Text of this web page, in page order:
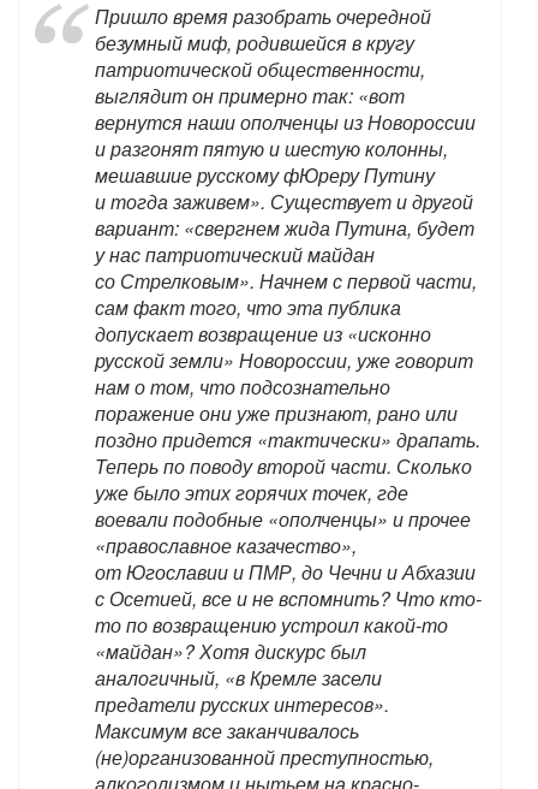
Пришло время разобрать очередной
безумный миф, родившейся в кругу
патриотической общественности,
выглядит он примерно так: «вот
вернутся наши ополченцы из Новороссии
и разгонят пятую и шестую колонны,
мешавшие русскому фЮреру Путину
и тогда заживем». Существует и другой
вариант: «свергнем жида Путина, будет
у нас патриотический майдан
со Стрелковым». Начнем с первой части,
сам факт того, что эта публика
допускает возвращение из «исконно
русской земли» Новороссии, уже говорит
нам о том, что подсознательно
поражение они уже признают, рано или
поздно придется «тактически» драпать.
Теперь по поводу второй части. Сколько
уже было этих горячих точек, где
воевали подобные «ополченцы» и прочее
«православное казачество»,
от Югославии и ПМР, до Чечни и Абхазии
с Осетией, все и не вспомнить? Что кто-
то по возвращению устроил какой-то
«майдан»? Хотя дискурс был
аналогичный, «в Кремле засели
предатели русских интересов».
Максимум все заканчивалось
(не)организованной преступностью,
алкоголизмом и нытьем на красно-